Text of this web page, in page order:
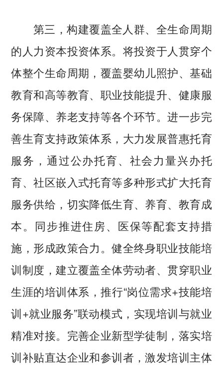
第三，构建覆盖全人群、全生命周期
的人力资本投资体系。将投资于人贯穿个
体整个生命周期，覆盖婴幼儿照护、基础
教育和高等教育、职业技能提升、健康服
务保障、养老支持等各个环节。进一步完
善生育支持政策体系，大力发展普惠托育
服务，通过公办托育、社会力量兴办托
育、社区嵌入式托育等多种形式扩大托育
服务供给，切实降低生育、养育、教育成
本。同步推进住房、医保等配套支持措
施，形成政策合力。健全终身职业技能培
训制度，建立覆盖全体劳动者、贯穿职业
生涯的培训体系，推行“岗位需求+技能培
训+就业服务”联动模式，实现培训与就业
精准对接。完善企业新型学徒制，落实培
训补贴直达企业和参训者，激发培训主体